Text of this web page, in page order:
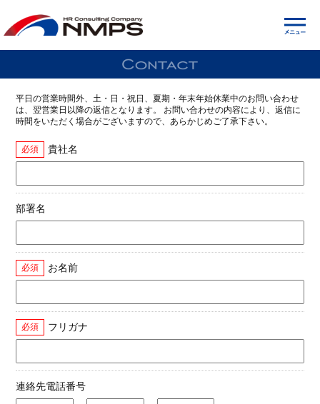
平日の営業時間外、土・日・祝日、夏期・年末年始休業中のお問い合わせ
は、翌営業日以降の返信となります。 お問い合わせの内容により、返信に
時間をいただく場合がございますので、あらかじめご了承下さい。
貴社名
必須
部署名
お名前
必須
フリガナ
必須
連絡先電話番号